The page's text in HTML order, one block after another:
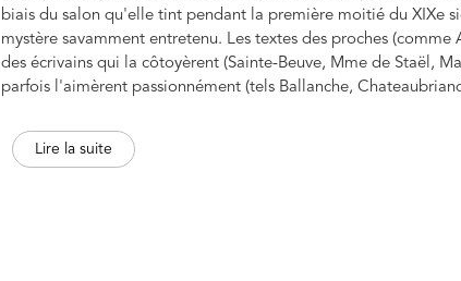
biais du salon qu'elle tint pendant la première moitié du XIXe
mystère savamment entretenu. Les textes des proches
des écrivains qui la côtoyèrent (Sainte-Beuve, Mme de Staël,
parfois l'aimèrent passionnément (tels Ballanche,
mémoire collective un portrait complexe de Juliette Récamier
icône, de celles qui savent tout à la fois incarner l'esprit du
Lire la suite